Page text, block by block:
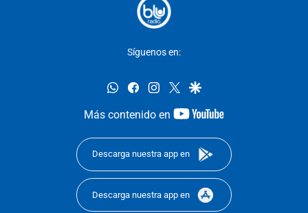
Síguenos en:
whatsappfacebookinstagram
twittergoogle
Más contenido en
youtube-
Descarga nuestra app en
Descarga nuestra app en